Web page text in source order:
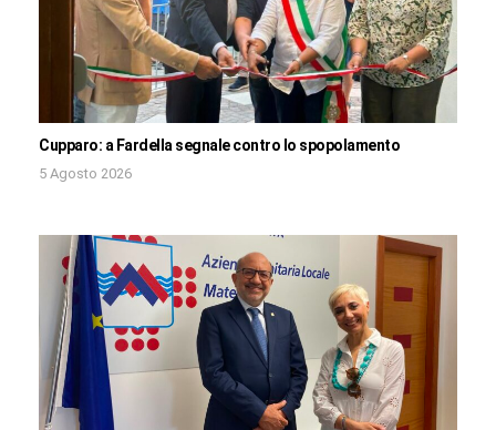
Cupparo: a Fardella segnale contro lo spopolamento
5 Agosto 2026